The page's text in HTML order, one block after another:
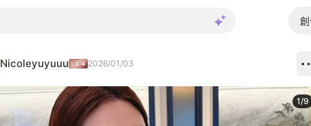
Nicoleyuyuuu 2026/01/03
1/9